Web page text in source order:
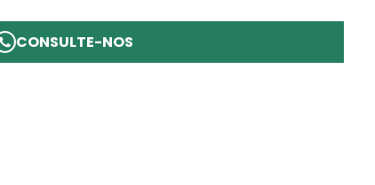
CONSULTE-NOS